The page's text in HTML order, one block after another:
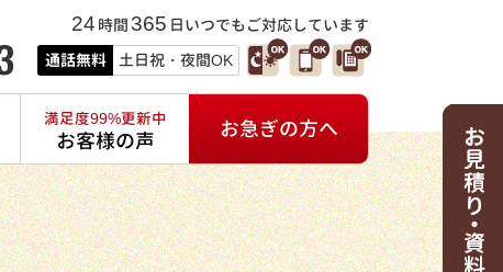
24 時間365 日いつでもご対応しています
通話無料 土日祝・夜間OK
満足度99%更新中
お客様の声 お急ぎの方へ